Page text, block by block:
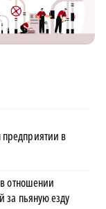
в
отношении
за пьяную езду